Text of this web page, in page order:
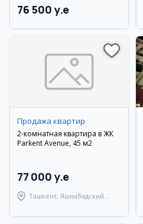
76 500 y.e
Продажа квартир
2-комнатная квартира в ЖК
Parkent Avenue, 45 м2
77 000 y.e
Ташкент, Яшнабадский